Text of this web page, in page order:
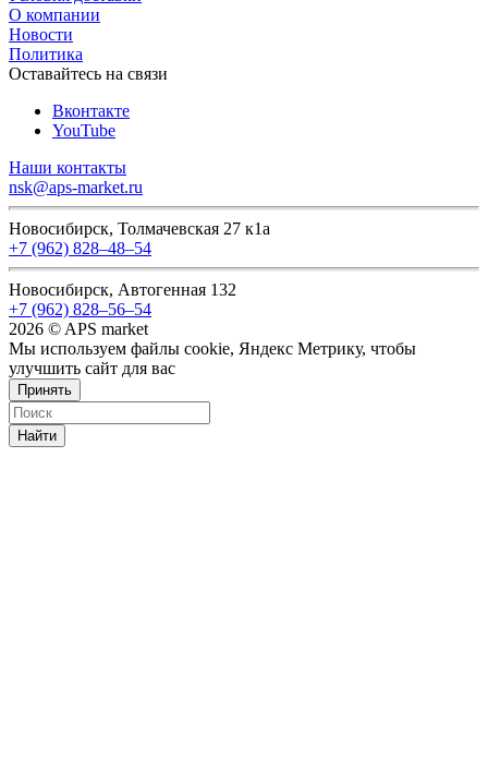
О компании
Новости
Политика
Оставайтесь на связи
Вконтакте
YouTube
Наши контакты
nsk@aps-market.ru
Новосибирск, Толмачевская 27 к1а
+7 (962) 828‒48‒54
Новосибирск, Автогенная 132
+7 (962) 828‒56‒54
2026 © APS market
Мы используем файлы cookie, Яндекс Метрику, чтобы
улучшить сайт для вас
Принять
Найти